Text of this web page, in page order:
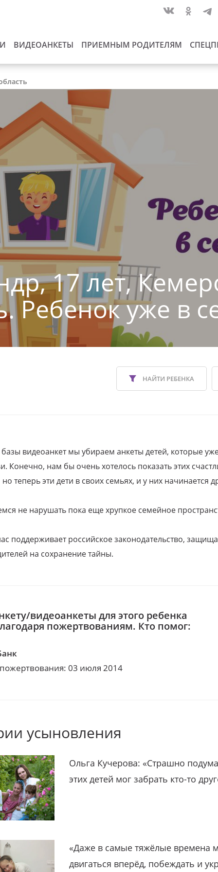
ВИДЕОАНКЕТЫ ПРИЕМНЫМ РОДИТЕЛЯМ
17 лет,
Ребенок уже в
НАЙТИ РЕБЕНКА
видеоанкет мы убираем анкеты детей, которые
Конечно, нам бы очень хотелось показать этих
теперь эти дети в своих семьях, и у них начинается
не нарушать пока еще хрупкое семейное
поддерживает российское законодательство,
на сохранение тайны.
видеоанкеты для этого ребенка
пожертвованиям. Кто помог:
03 июля 2014
усыновления
Ольга Кучерова: «Страшно
этих детей мог забрать кто-то
«Даже в самые тяжёлые времена
двигаться вперёд, побеждать и